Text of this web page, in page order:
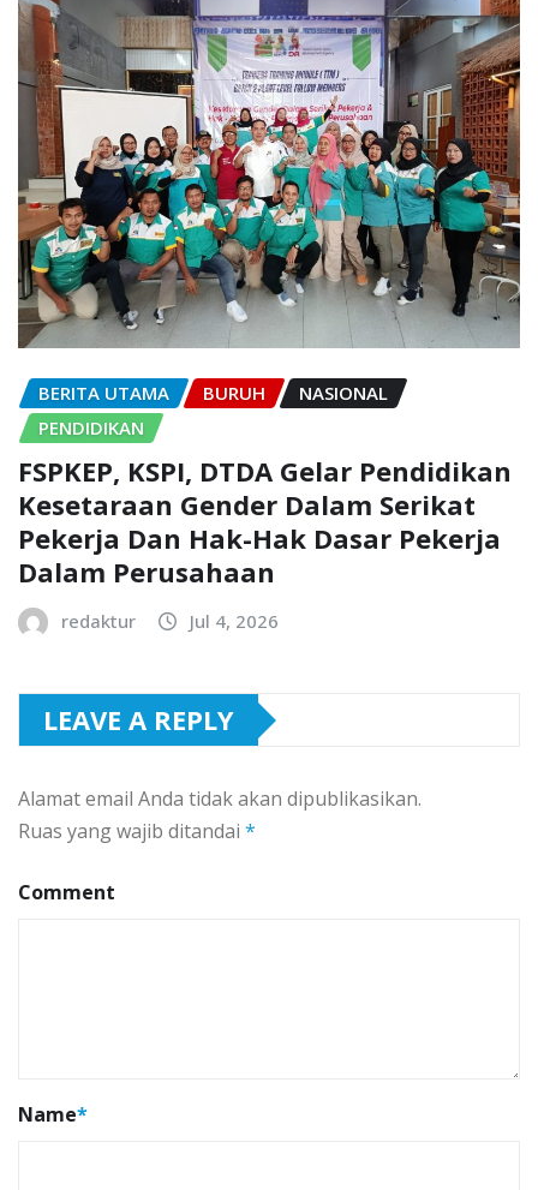
BERITA UTAMA BURUH
NASIONAL
PENDIDIKAN
FSPKEP, KSPI, DTDA Gelar Pendidikan
Kesetaraan Gender Dalam Serikat
Pekerja Dan Hak-Hak Dasar Pekerja
Dalam Perusahaan
redaktur Jul 4, 2026
LEAVE A REPLY
Alamat email Anda tidak akan dipublikasikan.
Ruas yang wajib ditandai *
Comment
Name*